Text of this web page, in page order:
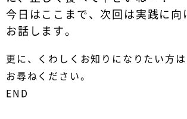
今日はここまで、次回は実践に向
お話します。
更に、くわしくお知りになりたい方
お尋ねください。
END